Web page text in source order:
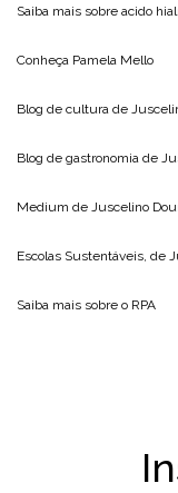
Saiba mais sobre acido
Conheça Pamela Mello
Blog de cultura de
Blog de gastronomia de
Medium de Juscelino
Escolas Sustentáveis, de
Saiba mais sobre o RPA